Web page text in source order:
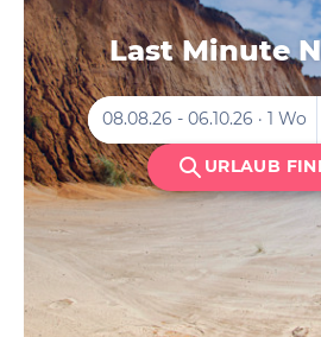
Last Minute